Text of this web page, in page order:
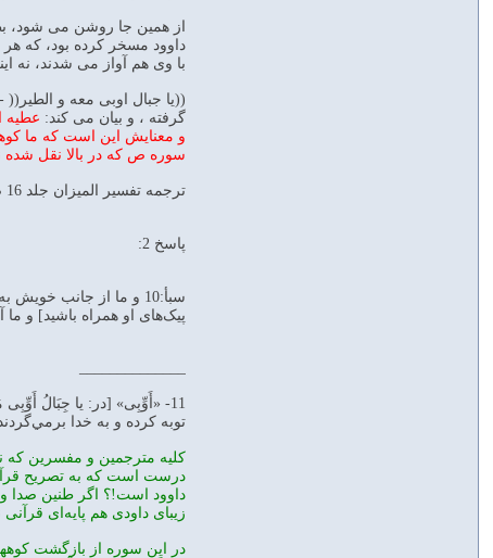
از همين جا روشن مى شود،
داوود مسخر كرده بود، كه
با وى هم آواز مى شدند، نه
((يا جبال اوبى معه و
گرفته ، و بيان مى كند: عطيه
سوره ص كه در بالا نقل شده
ترجمه تفسير الميزان جلد 16 صفحه 546
پاسخ 2:
پيک‌های او همراه باشید] و ما
11- «أَوِّبِی» [در: يا جِبَالُ
توبه کرده و به خدا
کليه مترجمين و مفسرين که
داوود است!؟ اگر طنين صدا
زيبای داودی هم پايه‌ای قرآنی